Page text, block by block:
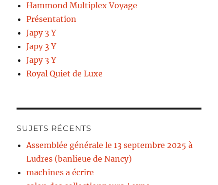
Hammond Multiplex Voyage
Présentation
Japy 3 Y
Japy 3 Y
Japy 3 Y
Royal Quiet de Luxe
SUJETS RÉCENTS
Assemblée générale le 13 septembre 2025 à
Ludres (banlieue de Nancy)
machines a écrire